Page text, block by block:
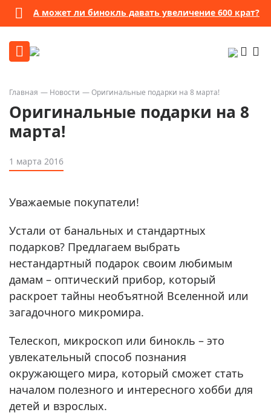
А может ли бинокль давать увеличение 600 крат?
Главная Новости Оригинальные подарки на 8 марта!
Оригинальные подарки на 8
марта!
1 марта 2016
Уважаемые покупатели!
Устали от банальных и стандартных
подарков? Предлагаем выбрать
нестандартный подарок своим любимым
дамам – оптический прибор, который
раскроет тайны необъятной Вселенной или
загадочного микромира.
Телескоп, микроскоп или бинокль – это
увлекательный способ познания
окружающего мира, который сможет стать
началом полезного и интересного хобби для
детей и взрослых.